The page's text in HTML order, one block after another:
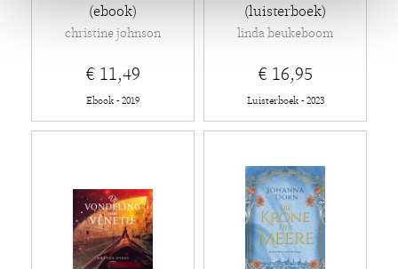
(ebook)
christine johnson
€ 11,49
Ebook - 2019
(luisterboek)
linda beukeboom
€ 16,95
Luisterboek - 2023